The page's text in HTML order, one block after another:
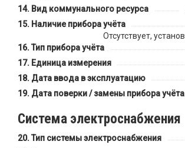
Вид коммунального ресурса
Наличие прибора учёта
Отсутствует,
Тип прибора учёта
Единица измерения
Дата ввода в эксплуатацию
Дата поверки / замены прибора учёта
Система электроснабжения
Тип системы электроснабжения